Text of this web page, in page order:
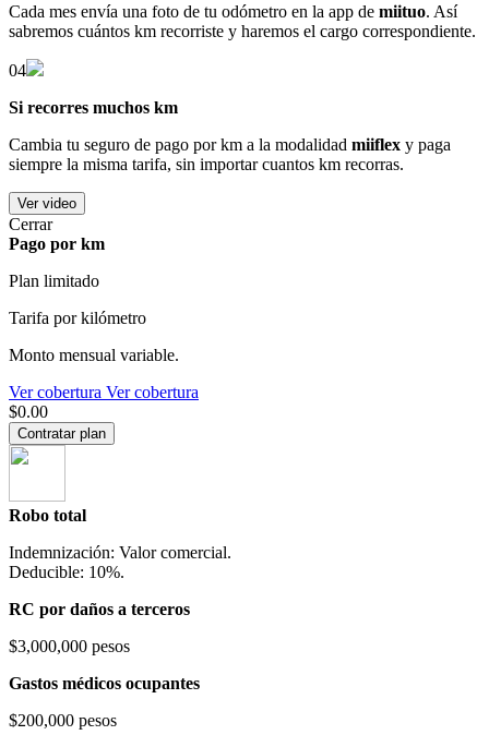
Cada mes envía una foto de tu odómetro en la app de miituo. Así
sabremos cuántos km recorriste y haremos el cargo correspondiente.
04
Si recorres muchos km
Cambia tu seguro de pago por km a la modalidad miiflex y paga
siempre la misma tarifa, sin importar cuantos km recorras.
Ver video
Cerrar
Pago por km
Plan limitado
Tarifa por kilómetro
Monto mensual variable.
Ver cobertura Ver cobertura
$0.00
Contratar plan
Robo total
Indemnización: Valor comercial.
Deducible: 10%.
RC por daños a terceros
$3,000,000 pesos
Gastos médicos ocupantes
$200,000 pesos